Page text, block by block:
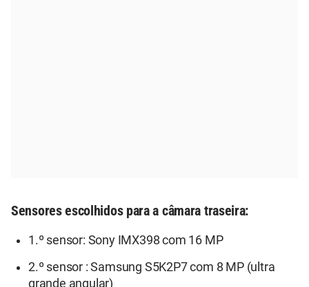
Sensores escolhidos para a câmara traseira:
1.º sensor: Sony IMX398 com 16 MP
2.º sensor : Samsung S5K2P7 com 8 MP (ultra
grande angular)